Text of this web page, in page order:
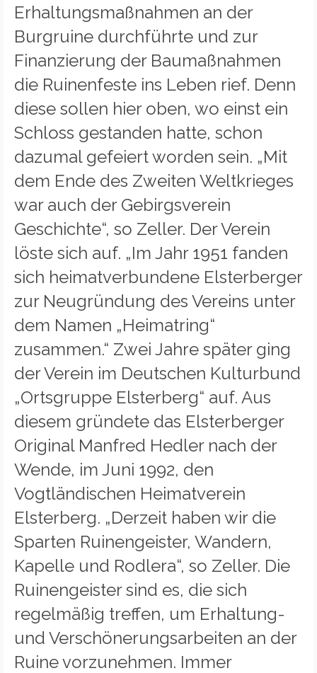
Erhaltungsmaßnahmen an der
Burgruine durchführte und zur
Finanzierung der Baumaßnahmen
die Ruinenfeste ins Leben rief. Denn
diese sollen hier oben, wo einst ein
Schloss gestanden hatte, schon
dazumal gefeiert worden sein. „Mit
dem Ende des Zweiten Weltkrieges
war auch der Gebirgsverein
Geschichte“, so Zeller. Der Verein
löste sich auf. „Im Jahr 1951 fanden
sich heimatverbundene Elsterberger
zur Neugründung des Vereins unter
dem Namen „Heimatring“
zusammen.“ Zwei Jahre später ging
der Verein im Deutschen Kulturbund
„Ortsgruppe Elsterberg“ auf. Aus
diesem gründete das Elsterberger
Original Manfred Hedler nach der
Wende, im Juni 1992, den
Vogtländischen Heimatverein
Elsterberg. „Derzeit haben wir die
Sparten Ruinengeister, Wandern,
Kapelle und Rodlera“, so Zeller. Die
Ruinengeister sind es, die sich
regelmäßig treffen, um Erhaltung-
und Verschönerungsarbeiten an der
Ruine vorzunehmen. Immer